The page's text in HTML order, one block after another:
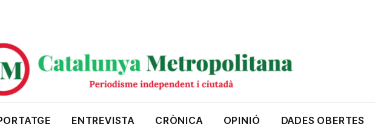
ENTREVISTA CRÒNICA OPINIÓ DADES OBERTES